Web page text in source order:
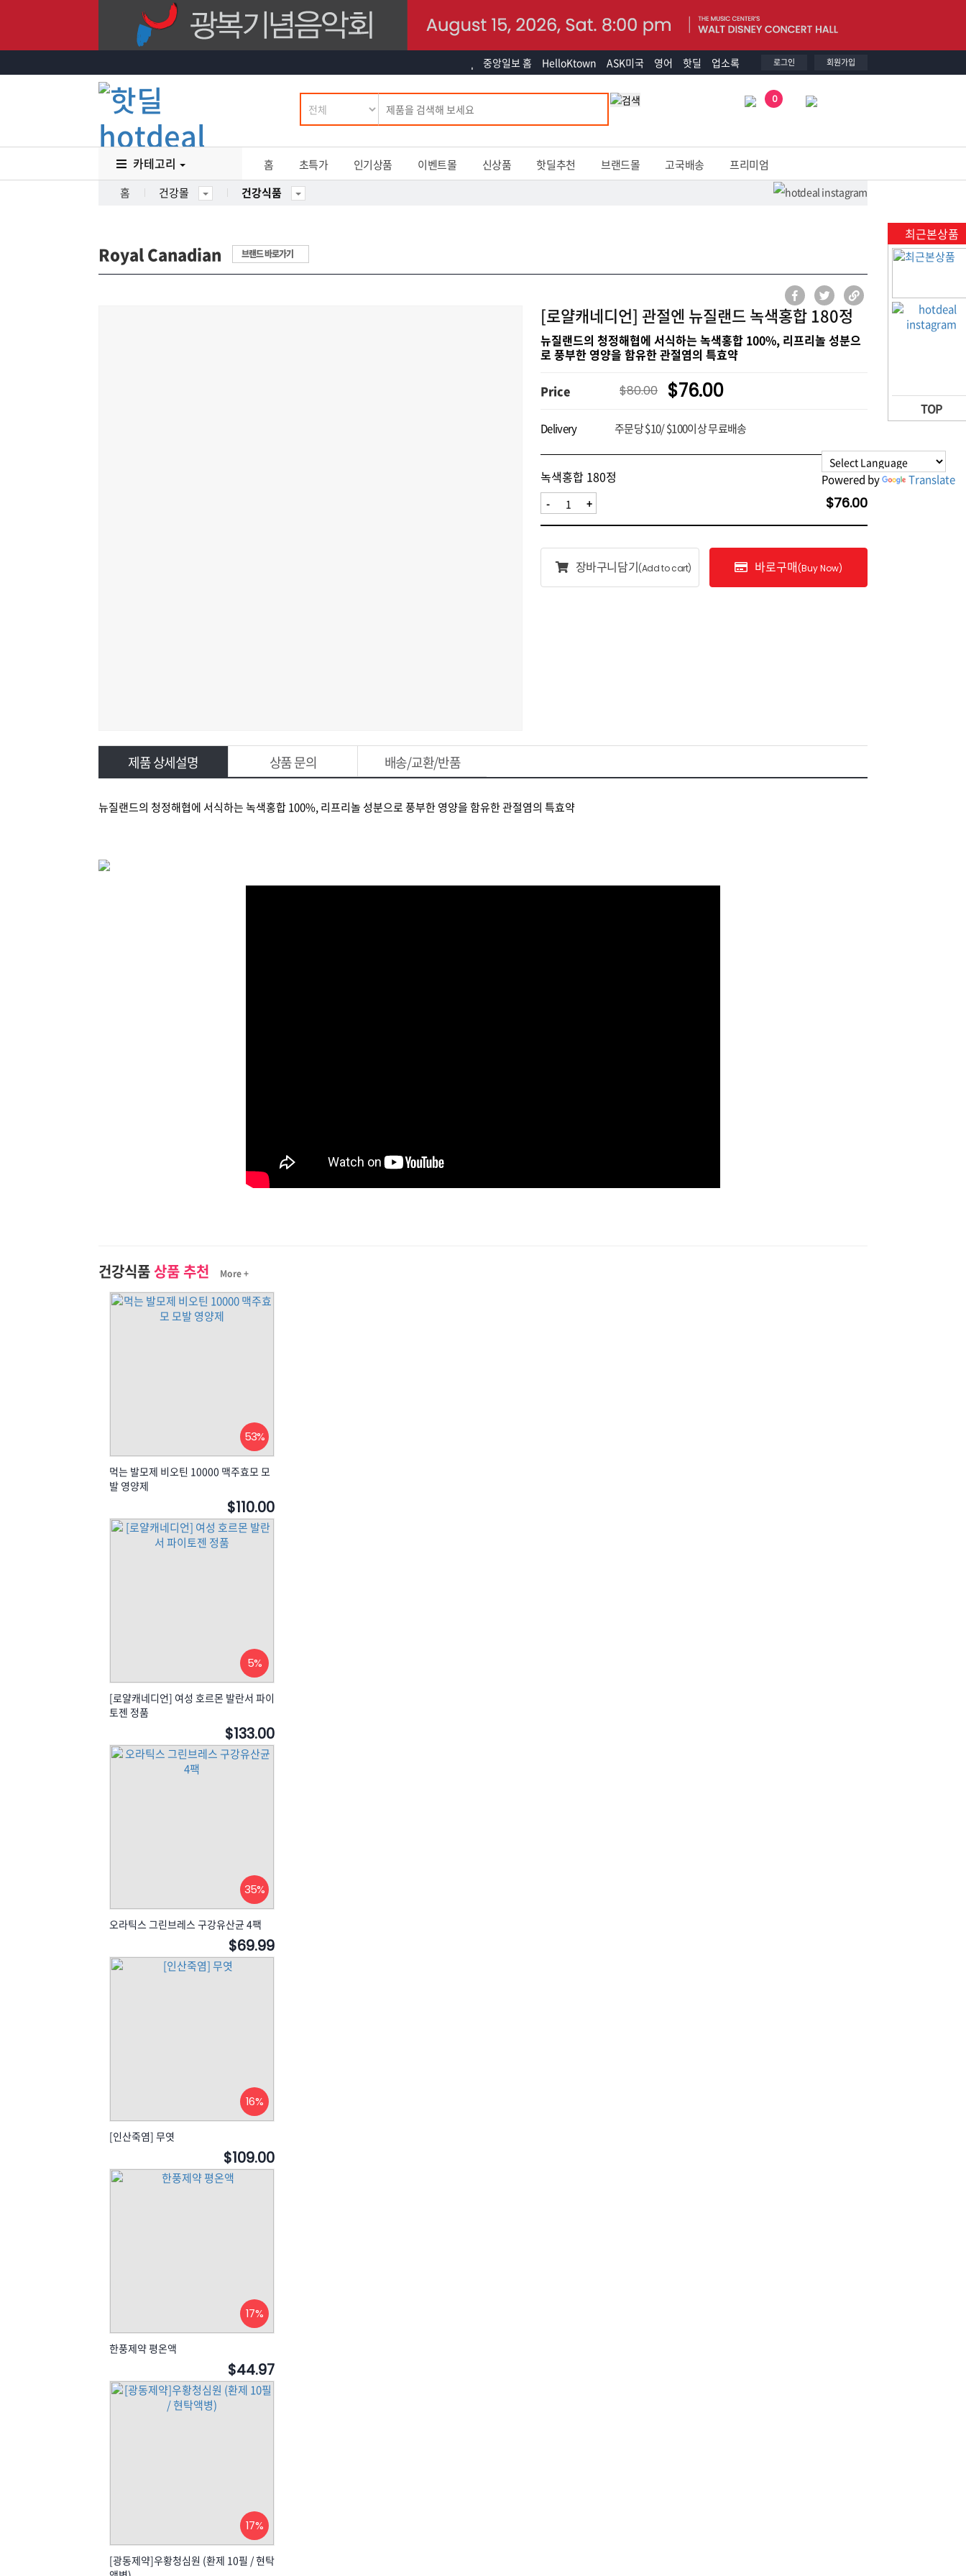
중앙일보 홈 HelloKtown ASK미국 영어 핫딜 업소록 로그인 회원가입
Powered by Translate
0
카테고리 홈 초특가 인기상품 이벤트몰 신상품 핫딜추천 브랜드몰 고국배송
프리미엄
홈
건강몰 건강식품
Royal Canadian 브랜드 바로가기
[로얄캐네디언] 관절엔 뉴질랜드 녹색홍합 180정
뉴질랜드의 청정해협에 서식하는 녹색홍합 100%, 리프리놀 성분으
로 풍부한 영양을 함유한 관절염의 특효약
Price $80.00 $76.00
Delivery 주문당 $10/ $100이상 무료배송
녹색홍합 180정
- + $76.00
장바구니담기(Add to cart) 바로구매(Buy Now)
제품 상세설명 상품 문의 배송/교환/반품
뉴질랜드의 청정해협에 서식하는 녹색홍합 100%, 리프리놀 성분으로 풍부한 영양을 함유한 관절염의 특효약
건강식품상품 추천 More +
53%
먹는 발모제 비오틴 10000 맥주효모 모
발 영양제
$110.00
5%
[로얄캐네디언] 여성 호르몬 발란서 파이
토젠 정품
$133.00
35%
오라틱스 그린브레스 구강유산균 4팩
$69.99
16%
[인산죽염] 무엿
$109.00
17%
한풍제약 평온액
$44.97
17%
[광동제약]우황청심원 (환제 10필 / 현탁
최근본상품
TOP